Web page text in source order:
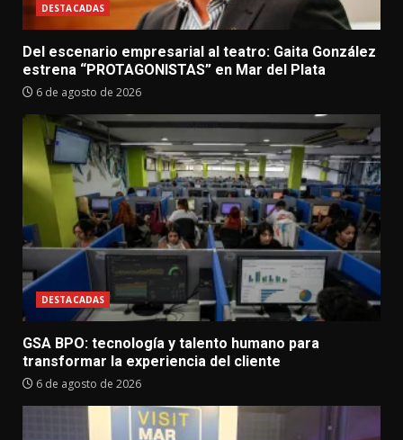
DESTACADAS
Del escenario empresarial al teatro: Gaita González
estrena “PROTAGONISTAS” en Mar del Plata
6 de agosto de 2026
DESTACADAS
GSA BPO: tecnología y talento humano para
transformar la experiencia del cliente
6 de agosto de 2026